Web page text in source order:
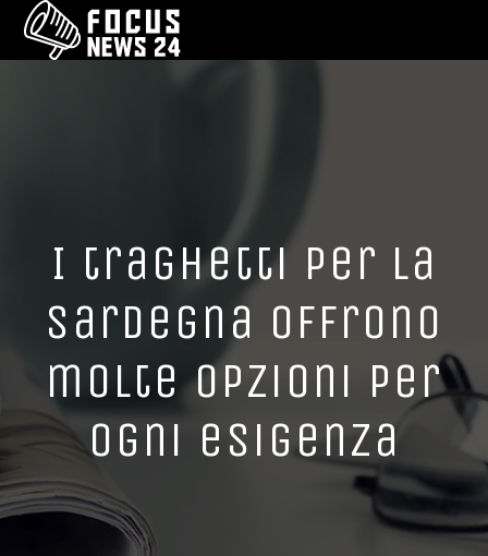
I traghetti per la
Sardegna offrono
molte opzioni per
ogni esigenza